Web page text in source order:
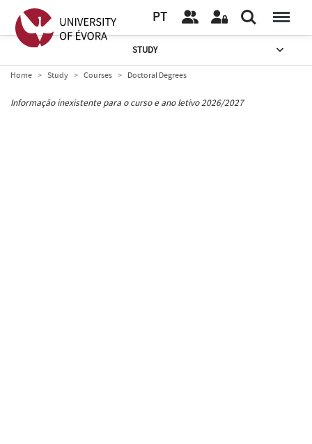
PT
STUDY
Home Study Courses Doctoral Degrees
Informação inexistente para o curso e ano letivo 2026/2027